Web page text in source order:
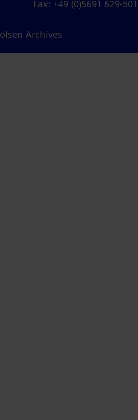
Fax: +49 (0)5691 629-501
Archives